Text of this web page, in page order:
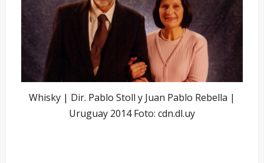
Whisky | Dir. Pablo Stoll y Juan Pablo Rebella |
Uruguay 2014 Foto: cdn.dl.uy